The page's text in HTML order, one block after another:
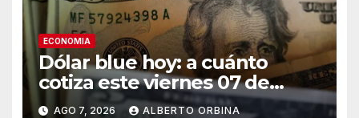
ECONOMIA
Dólar blue hoy: a cuánto
cotiza este viernes 07 de
agosto
AGO 7, 2026 ALBERTO ORBINA